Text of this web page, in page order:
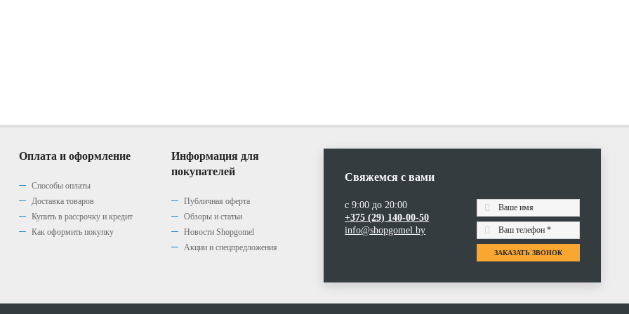
Оплата и оформление
Способы оплаты
Доставка товаров
Купить в рассрочку и кредит
Как оформить покупку
Информация для
покупателей
Публичная оферта
Обзоры и статьи
Новости Shopgomel
Акции и спецпредложения
Свяжемся с вами
с 9:00 до 20:00
+375 (29) 140-00-50
info@shopgomel.by
ЗАКАЗАТЬ ЗВОНОК